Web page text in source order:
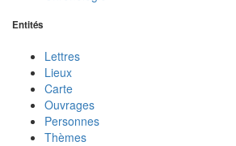
Entités
Lettres
Lieux
Carte
Ouvrages
Personnes
Thèmes